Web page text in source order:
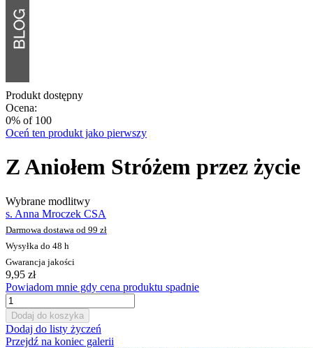
Produkt dostępny
Ocena:
0% of 100
Oceń ten produkt jako pierwszy
Z Aniołem Stróżem przez życie
Wybrane modlitwy
s. Anna Mroczek CSA
Darmowa dostawa od 99 zł
Wysyłka do 48 h
Gwarancja jakości
9,95 zł
Powiadom mnie gdy cena produktu spadnie
Dodaj do koszyka
Dodaj do listy życzeń
Przejdź na koniec galerii